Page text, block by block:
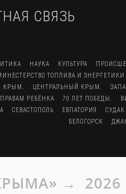
СВЯЗЬ
НАУКА КУЛЬТУРА
ТОПЛИВА И
КРЫМ. ЦЕНТРАЛЬНЫЙ КРЫМ.
РЕБЁНКА 70 ЛЕТ ПОБЕДЫ.
СЕВАСТОПОЛЬ ЕВПАТОРИЯ
СУДАК
БЕЛОГОРСК
→ 2026